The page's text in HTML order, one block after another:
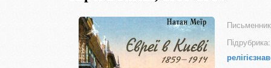
Підрубрика: